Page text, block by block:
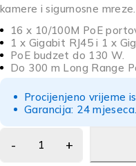
kamere i sigurnosne mreze.
16 x 10/100M PoE
1 x Gigabit RJ45 i 1 x
PoE budzet do 130 W.
Do 300 m Long Range
Procijenjeno vrijeme
Garancija: 24 mjeseca.